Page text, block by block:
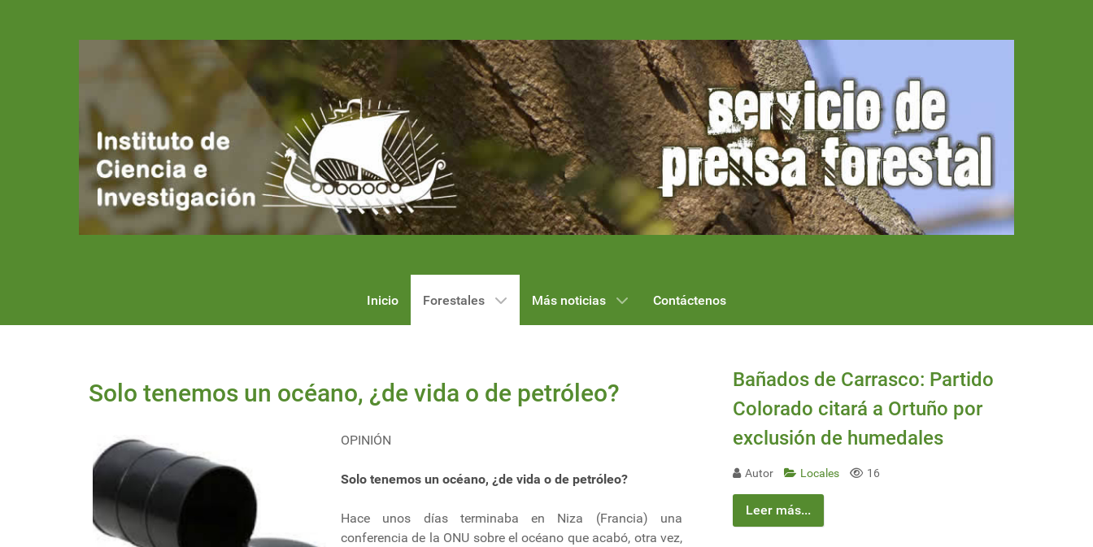
Inicio Forestales Más noticias Contáctenos
Solo tenemos un océano, ¿de vida o de petróleo?
OPINIÓN
Solo tenemos un océano, ¿de vida o de petróleo?
Hace unos días terminaba en Niza (Francia) una
conferencia de la ONU sobre el océano que acabó, otra vez,
Bañados de Carrasco: Partido
Colorado citará a Ortuño por
exclusión de humedales
Autor Locales 16
Leer más...